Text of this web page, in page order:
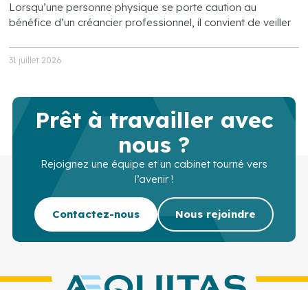
Lorsqu’une personne physique se porte caution au
bénéfice d’un créancier professionnel, il convient de veiller
31 juillet 2026
Prêt à travailler avec
nous ?
Rejoignez une équipe et un cabinet tourné vers
l’avenir !
Contactez-nous Nous rejoindre